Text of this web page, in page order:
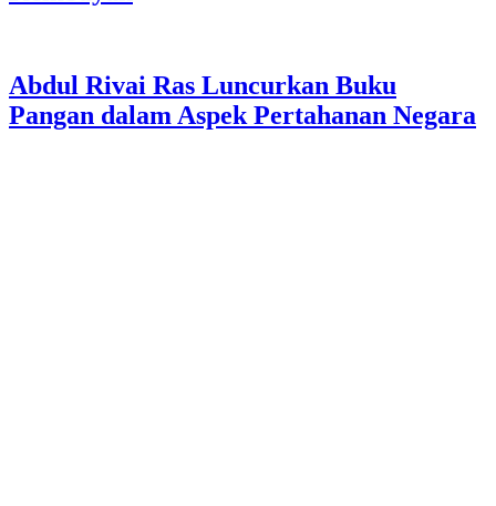
Abdul Rivai Ras Luncurkan Buku
Pangan dalam Aspek Pertahanan Negara